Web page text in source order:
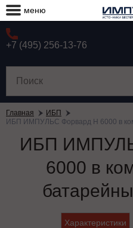
меню
+7 (495) 256-13-76
Главная
ИБП
ИБП ИМПУЛЬС Форвард Н 6000 в
ИБП
6000 в
Характеристики